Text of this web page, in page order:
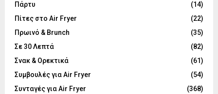
Πάρτυ
(14)
Πίτες στο Air Fryer
(22)
Πρωινό & Brunch
(35)
Σε 30 Λεπτά
(82)
Σνακ & Ορεκτικά
(61)
Συμβουλές για Air Fryer
(54)
Συνταγές για Air Fryer
(368)